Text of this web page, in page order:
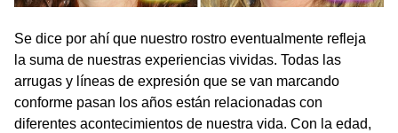
Se dice por ahí que nuestro rostro eventualmente refleja
la suma de nuestras experiencias vividas. Todas las
arrugas y líneas de expresión que se van marcando
conforme pasan los años están relacionadas con
diferentes acontecimientos de nuestra vida. Con la edad,